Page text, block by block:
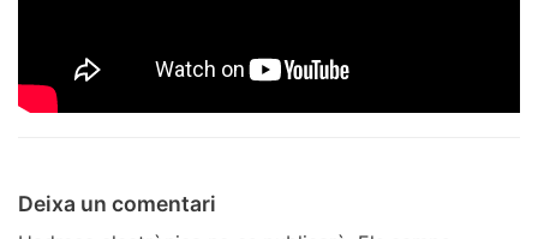
Deixa un comentari